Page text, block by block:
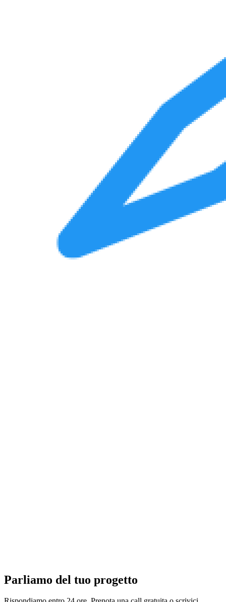
Parliamo del tuo progetto